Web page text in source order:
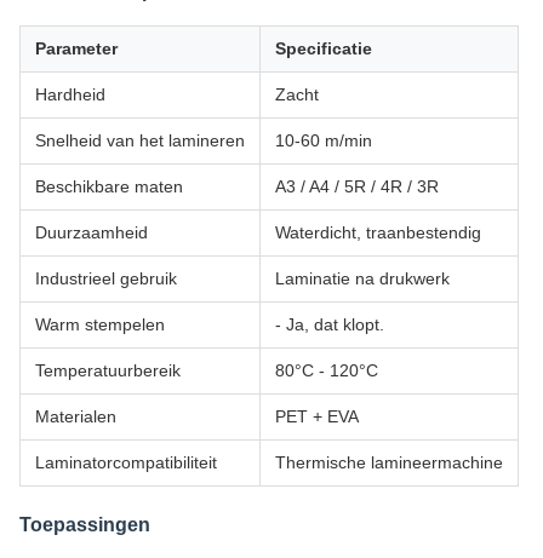
Parameter Specificatie
Hardheid Zacht
Snelheid van het lamineren 10-60 m/min
Beschikbare maten A3 / A4 / 5R / 4R / 3R
Duurzaamheid Waterdicht, traanbestendig
Industrieel gebruik Laminatie na drukwerk
Warm stempelen - Ja, dat klopt.
Temperatuurbereik 80°C - 120°C
Materialen PET + EVA
Laminatorcompatibiliteit Thermische lamineermachine
Toepassingen